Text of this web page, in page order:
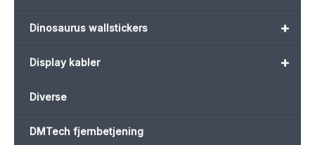
+
Dinosaurus wallstickers
+
Display kabler
Diverse
DMTech fjernbetjening